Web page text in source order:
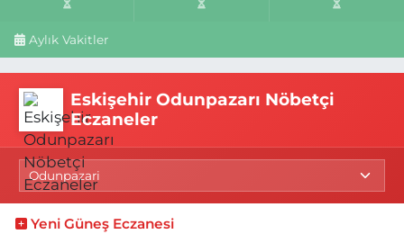
Aylık Vakitler
Eskişehir Odunpazarı Nöbetçi
Eczaneler
Yeni Güneş Eczanesi